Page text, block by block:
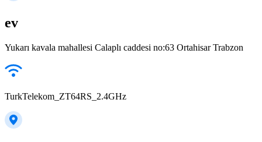
ev
Yukarı kavala mahallesi Calaplı caddesi no:63 Ortahisar Trabzon
TurkTelekom_ZT64RS_2.4GHz